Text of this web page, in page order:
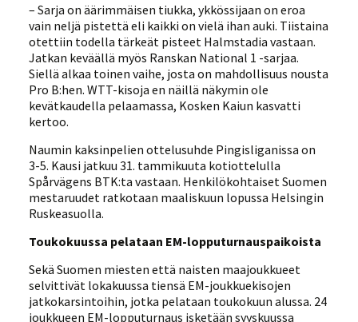
– Sarja on äärimmäisen tiukka, ykkössijaan on eroa
vain neljä pistettä eli kaikki on vielä ihan auki. Tiistaina
otettiin todella tärkeät pisteet Halmstadia vastaan.
Jatkan keväällä myös Ranskan National 1 -sarjaa.
Siellä alkaa toinen vaihe, josta on mahdollisuus nousta
Pro B:hen. WTT-kisoja en näillä näkymin ole
kevätkaudella pelaamassa, Kosken Kaiun kasvatti
kertoo.
Naumin kaksinpelien ottelusuhde Pingisliganissa on
3-5. Kausi jatkuu 31. tammikuuta kotiottelulla
Spårvägens BTK:ta vastaan. Henkilökohtaiset Suomen
mestaruudet ratkotaan maaliskuun lopussa Helsingin
Ruskeasuolla.
Toukokuussa pelataan EM-lopputurnauspaikoista
Sekä Suomen miesten että naisten maajoukkueet
selvittivät lokakuussa tiensä EM-joukkuekisojen
jatkokarsintoihin, jotka pelataan toukokuun alussa. 24
joukkueen EM-lopputurnaus isketään syyskuussa